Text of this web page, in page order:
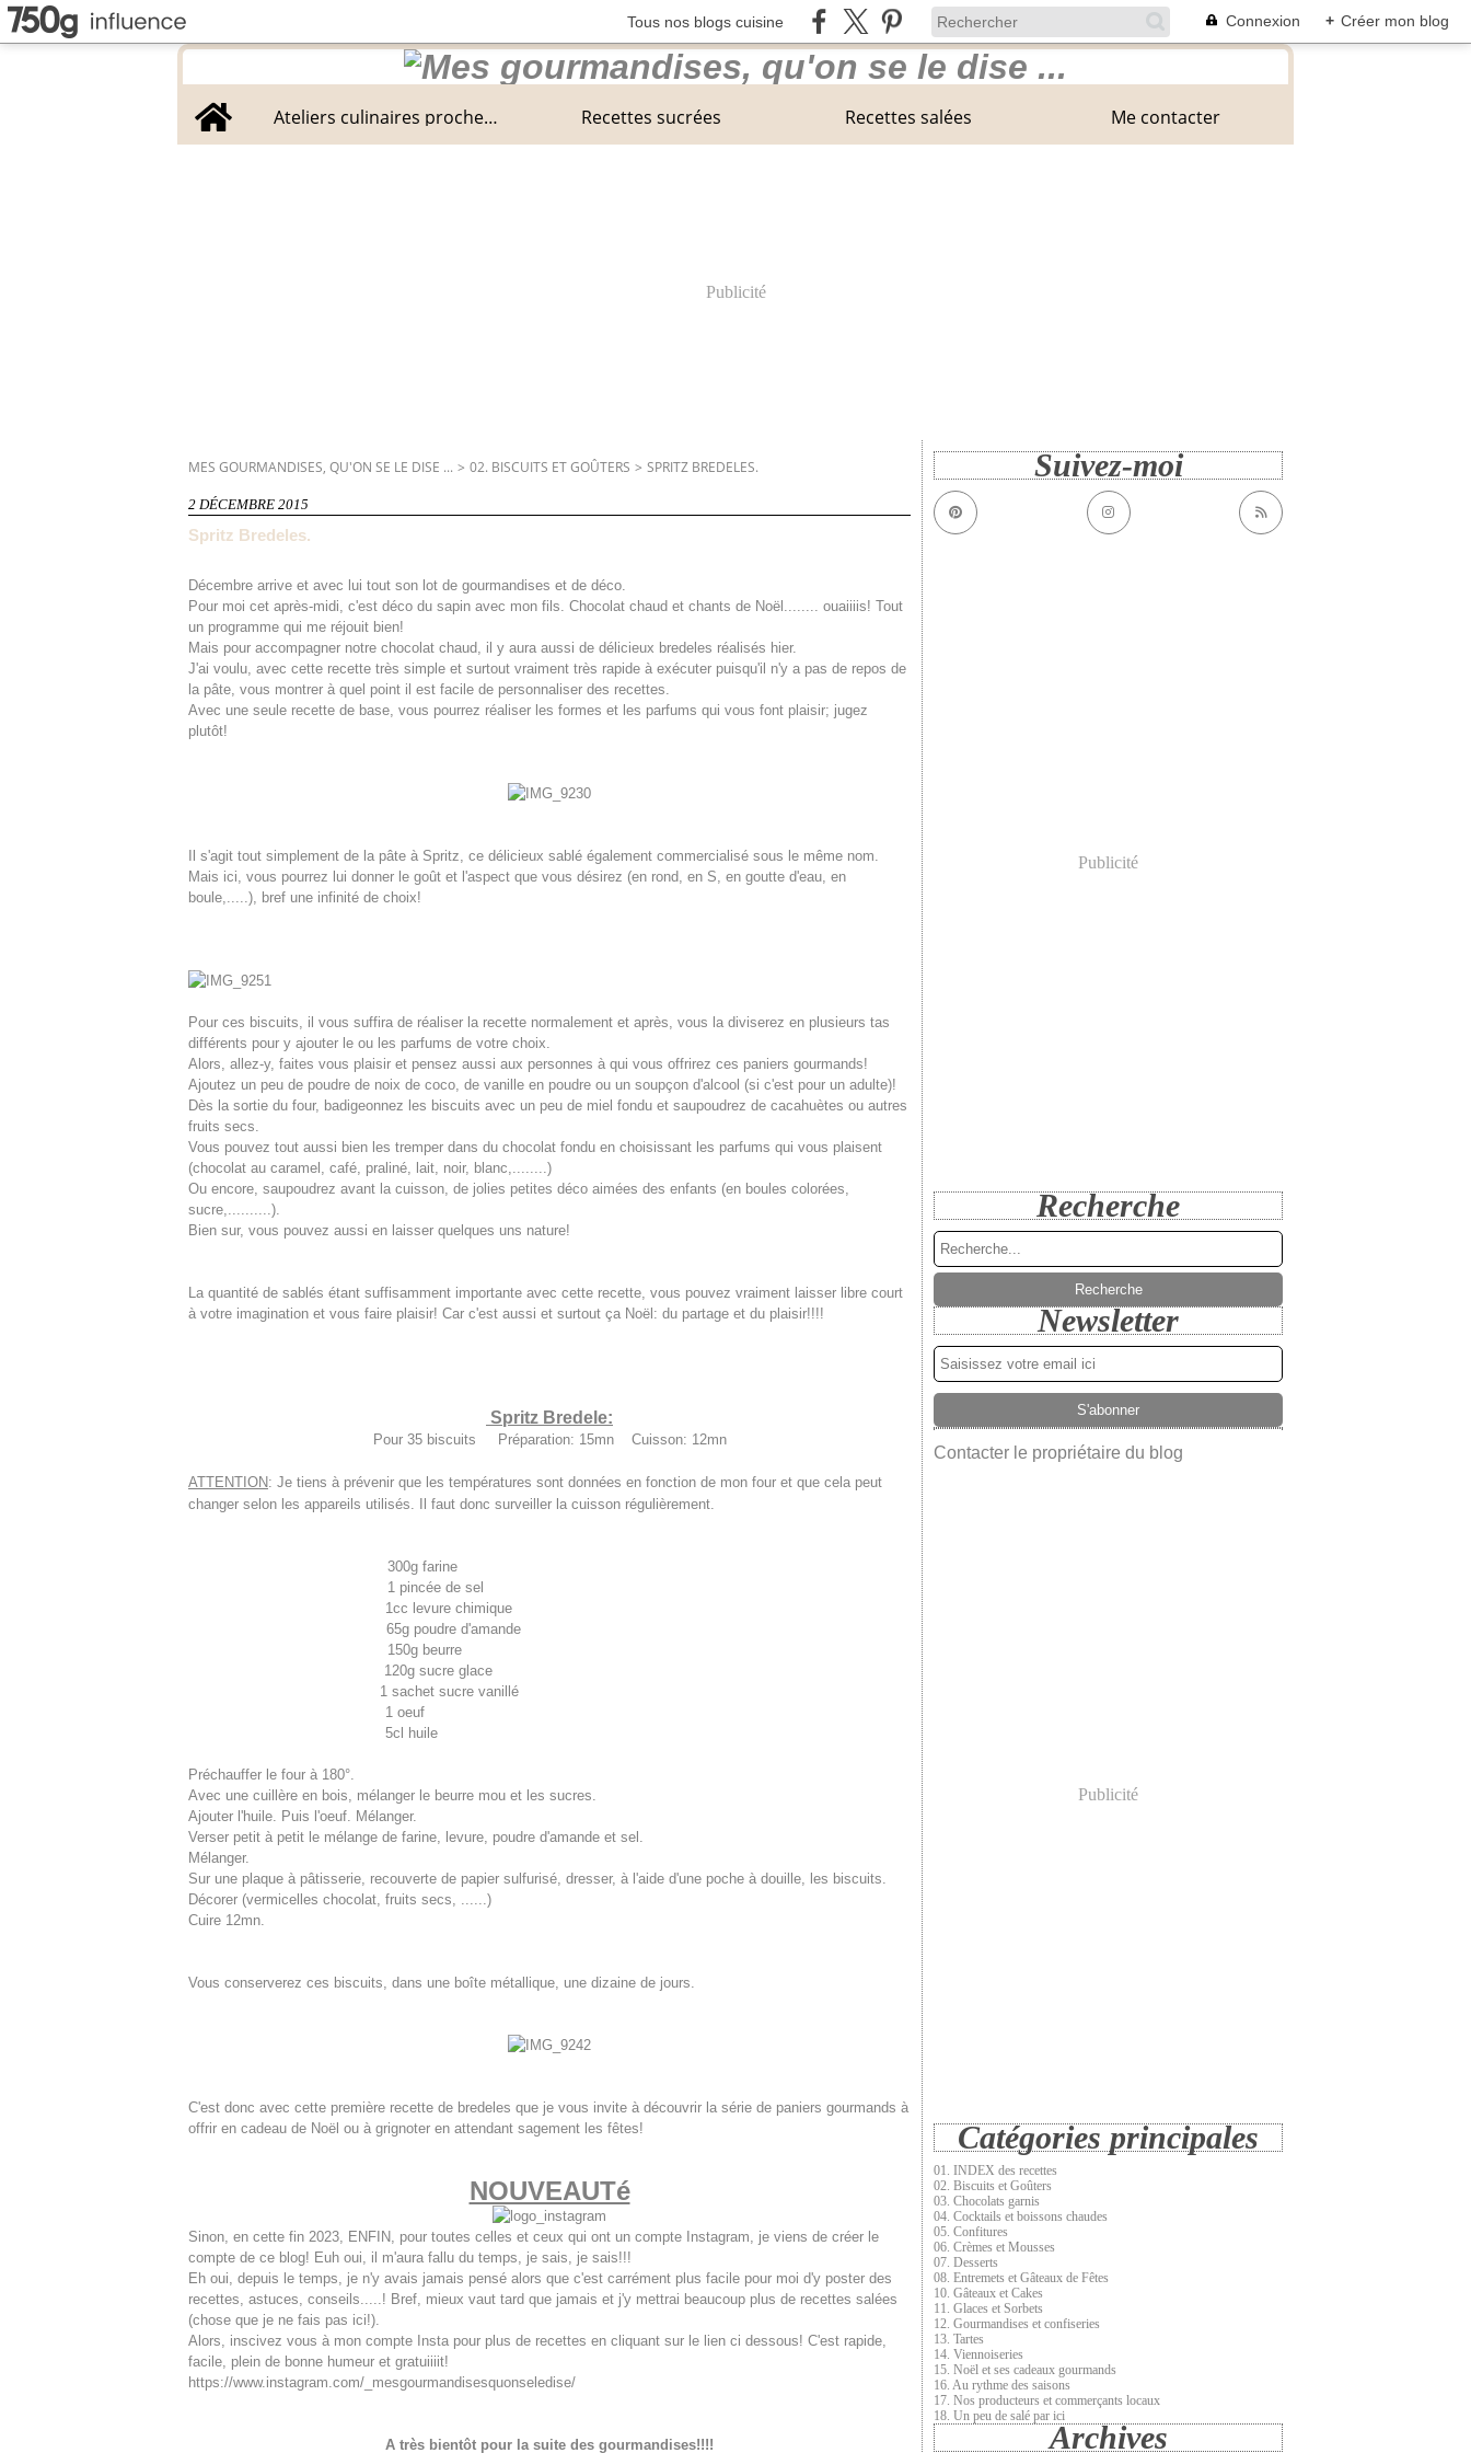
Tous nos blogs cuisine Connexion + Créer mon blog
Home
Ateliers culinaires proche Center Parcs en Normandie Recettes sucrées Recettes salées Me contacter
Publicité
MES GOURMANDISES, QU'ON SE LE DISE ... > 02. BISCUITS ET GOÛTERS > SPRITZ BREDELES.
2 DÉCEMBRE 2015
Spritz Bredeles.
Décembre arrive et avec lui tout son lot de gourmandises et de déco.
Pour moi cet après-midi, c'est déco du sapin avec mon fils. Chocolat chaud et chants de Noël........ ouaiiiis! Tout
un programme qui me réjouit bien!
Mais pour accompagner notre chocolat chaud, il y aura aussi de délicieux bredeles réalisés hier.
J'ai voulu, avec cette recette très simple et surtout vraiment très rapide à exécuter puisqu'il n'y a pas de repos de
la pâte, vous montrer à quel point il est facile de personnaliser des recettes.
Avec une seule recette de base, vous pourrez réaliser les formes et les parfums qui vous font plaisir; jugez
plutôt!
Il s'agit tout simplement de la pâte à Spritz, ce délicieux sablé également commercialisé sous le même nom.
Mais ici, vous pourrez lui donner le goût et l'aspect que vous désirez (en rond, en S, en goutte d'eau, en
boule,.....), bref une infinité de choix!
Pour ces biscuits, il vous suffira de réaliser la recette normalement et après, vous la diviserez en plusieurs tas
différents pour y ajouter le ou les parfums de votre choix.
Alors, allez-y, faites vous plaisir et pensez aussi aux personnes à qui vous offrirez ces paniers gourmands!
Ajoutez un peu de poudre de noix de coco, de vanille en poudre ou un soupçon d'alcool (si c'est pour un adulte)!
Dès la sortie du four, badigeonnez les biscuits avec un peu de miel fondu et saupoudrez de cacahuètes ou autres
fruits secs.
Vous pouvez tout aussi bien les tremper dans du chocolat fondu en choisissant les parfums qui vous plaisent
(chocolat au caramel, café, praliné, lait, noir, blanc,........)
Ou encore, saupoudrez avant la cuisson, de jolies petites déco aimées des enfants (en boules colorées,
sucre,..........).
Bien sur, vous pouvez aussi en laisser quelques uns nature!
La quantité de sablés étant suffisamment importante avec cette recette, vous pouvez vraiment laisser libre court
à votre imagination et vous faire plaisir! Car c'est aussi et surtout ça Noël: du partage et du plaisir!!!!
Spritz Bredele:
Pour 35 biscuits Préparation: 15mn Cuisson: 12mn
ATTENTION: Je tiens à prévenir que les températures sont données en fonction de mon four et que cela peut
changer selon les appareils utilisés. Il faut donc surveiller la cuisson régulièrement.
300g farine
1 pincée de sel
1cc levure chimique
65g poudre d'amande
150g beurre
120g sucre glace
1 sachet sucre vanillé
1 oeuf
5cl huile
Préchauffer le four à 180°.
Avec une cuillère en bois, mélanger le beurre mou et les sucres.
Ajouter l'huile. Puis l'oeuf. Mélanger.
Verser petit à petit le mélange de farine, levure, poudre d'amande et sel.
Mélanger.
Sur une plaque à pâtisserie, recouverte de papier sulfurisé, dresser, à l'aide d'une poche à douille, les biscuits.
Décorer (vermicelles chocolat, fruits secs, ......)
Cuire 12mn.
Vous conserverez ces biscuits, dans une boîte métallique, une dizaine de jours.
C'est donc avec cette première recette de bredeles que je vous invite à découvrir la série de paniers gourmands à
offrir en cadeau de Noël ou à grignoter en attendant sagement les fêtes!
NOUVEAUTé
Sinon, en cette fin 2023, ENFIN, pour toutes celles et ceux qui ont un compte Instagram, je viens de créer le
compte de ce blog! Euh oui, il m'aura fallu du temps, je sais, je sais!!!
Eh oui, depuis le temps, je n'y avais jamais pensé alors que c'est carrément plus facile pour moi d'y poster des
recettes, astuces, conseils.....! Bref, mieux vaut tard que jamais et j'y mettrai beaucoup plus de recettes salées
(chose que je ne fais pas ici!).
Alors, inscivez vous à mon compte Insta pour plus de recettes en cliquant sur le lien ci dessous! C'est rapide,
facile, plein de bonne humeur et gratuiiiit!
https://www.instagram.com/_mesgourmandisesquonseledise/
A très bientôt pour la suite des gourmandises!!!!
Suivez-moi
Publicité
Recherche
Newsletter
Contacter le propriétaire du blog
Publicité
Catégories principales
01. INDEX des recettes
02. Biscuits et Goûters
03. Chocolats garnis
04. Cocktails et boissons chaudes
05. Confitures
06. Crèmes et Mousses
07. Desserts
08. Entremets et Gâteaux de Fêtes
10. Gâteaux et Cakes
11. Glaces et Sorbets
12. Gourmandises et confiseries
13. Tartes
14. Viennoiseries
15. Noël et ses cadeaux gourmands
16. Au rythme des saisons
17. Nos producteurs et commerçants locaux
18. Un peu de salé par ici
Archives